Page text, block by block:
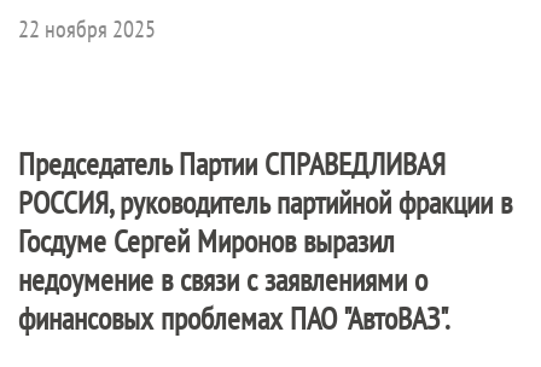
22 ноября 2025
Председатель Партии СПРАВЕДЛИВАЯ
РОССИЯ, руководитель партийной фракции в
Госдуме Сергей Миронов выразил
недоумение в связи с заявлениями о
финансовых проблемах ПАО "АвтоВАЗ".